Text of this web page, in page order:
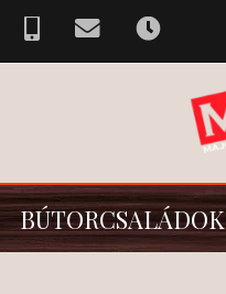
BÚTORCSALÁDOK